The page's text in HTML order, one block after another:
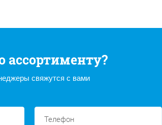
ассортименту?
свяжутся с вами